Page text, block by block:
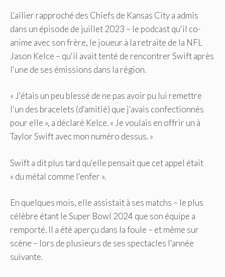
L'ailier rapproché des Chiefs de Kansas City a admis
dans un épisode de juillet 2023 – le podcast qu'il co-
anime avec son frère, le joueur à la retraite de la NFL
Jason Kelce – qu'il avait tenté de rencontrer Swift après
l'une de ses émissions dans la région.
« J'étais un peu blessé de ne pas avoir pu lui remettre
l'un des bracelets (d'amitié) que j'avais confectionnés
pour elle », a déclaré Kelce. « Je voulais en offrir un à
Taylor Swift avec mon numéro dessus. »
Swift a dit plus tard qu'elle pensait que cet appel était
« du métal comme l'enfer ».
En quelques mois, elle assistait à ses matchs – le plus
célèbre étant le Super Bowl 2024 que son équipe a
remporté. Il a été aperçu dans la foule – et même sur
scène – lors de plusieurs de ses spectacles l'année
suivante.